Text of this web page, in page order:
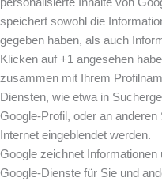
personalisierte Inhalte von
speichert sowohl die
gegeben haben, als auch
Klicken auf +1 angesehen
zusammen mit Ihrem
Diensten, wie etwa in
Google-Profil, oder an
Internet eingeblendet werden.
Google zeichnet
Google-Dienste für Sie und